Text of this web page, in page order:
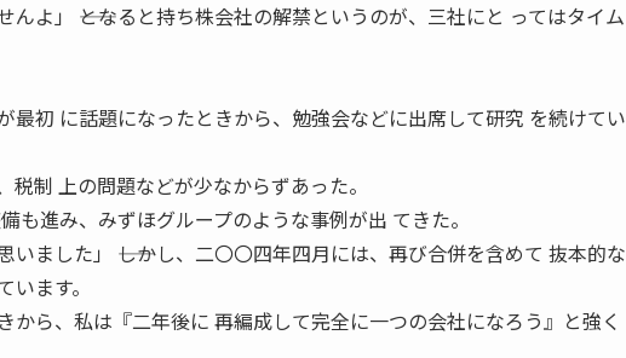
んよ」 ――となると持ち株会社の解禁というのが、三社にと ってはタイム
最初 に話題になったときから、勉強会などに出席して研究 を続けてい
税制 上の問題などが少なからずあった。
も進み、みずほグループのような事例が出 てきた。
ました」 ――しかし、二〇〇四年四月には、再び合併を含めて 抜本的な
ます。
から、私は『二年後に 再編成して完全に一つの会社になろう』と強く